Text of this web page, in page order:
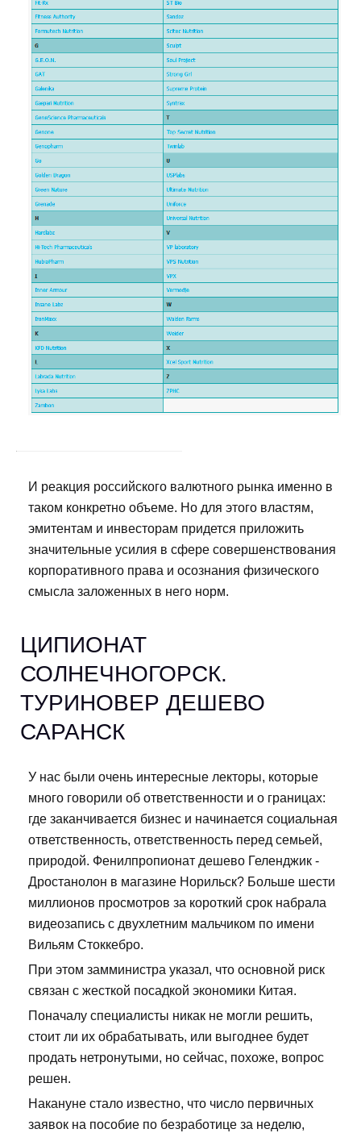
И реакция российского валютного рынка именно в
таком конкретно объеме. Но для этого властям,
эмитентам и инвесторам придется приложить
значительные усилия в сфере совершенствования
корпоративного права и осознания физического
смысла заложенных в него норм.
ЦИПИОНАТ
СОЛНЕЧНОГОРСК.
ТУРИНОВЕР ДЕШЕВО
САРАНСК
У нас были очень интересные лекторы, которые
много говорили об ответственности и о границах:
где заканчивается бизнес и начинается социальная
ответственность, ответственность перед семьей,
природой. Фенилпропионат дешево Геленджик -
Дростанолон в магазине Норильск? Больше шести
миллионов просмотров за короткий срок набрала
видеозапись с двухлетним мальчиком по имени
Вильям Стоккебро.
При этом замминистра указал, что основной риск
связан с жесткой посадкой экономики Китая.
Поначалу специалисты никак не могли решить,
стоит ли их обрабатывать, или выгоднее будет
продать нетронутыми, но сейчас, похоже, вопрос
решен.
Накануне стало известно, что число первичных
заявок на пособие по безработице за неделю,